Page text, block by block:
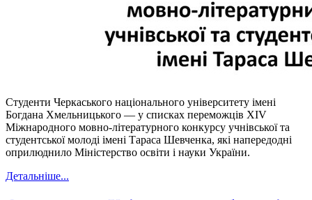
Студенти Черкаського національного університету імені
Богдана Хмельницького — у списках переможців ХІV
Міжнародного мовно-літературного конкурсу учнівської та
студентської молоді імені Тараса Шевченка, які напередодні
оприлюднило Міністерство освіти і науки України.
Детальніше...